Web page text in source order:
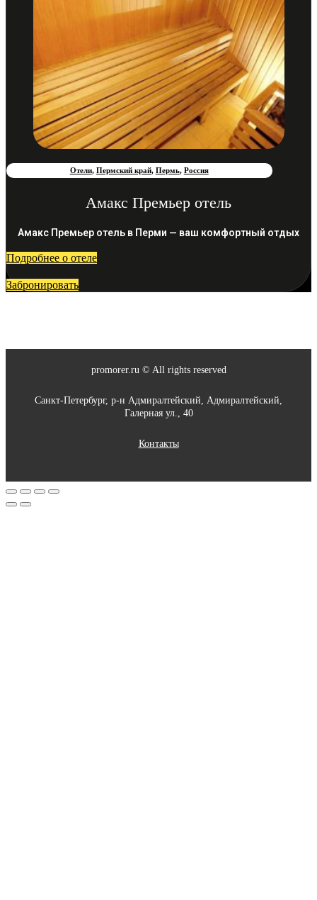
Отели, Пермский край, Пермь, Россия
Амакс Премьер отель
Амакс Премьер отель в Перми — ваш комфортный отдых
Подробнее о отеле
Забронировать
promorer.ru © All rights reserved
Санкт-Петербург, р-н Адмиралтейский, Адмиралтейский,
Галерная ул., 40
Контакты